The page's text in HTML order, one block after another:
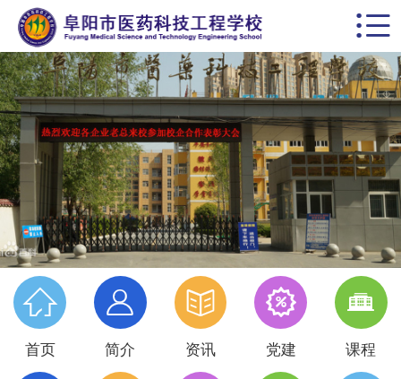
 首页
学校概括
校园动态
思政德育
教学科研
党建专栏
名师风采
学生天地


首页

简介

资讯

党建

课程